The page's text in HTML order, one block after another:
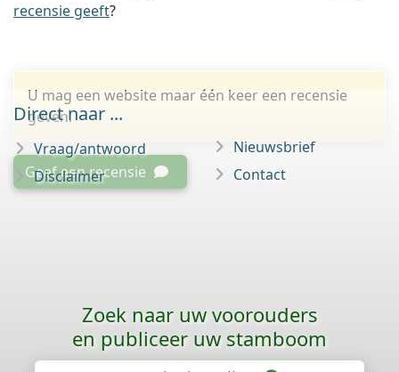
recensie geeft?
U mag een website maar één keer een recensie
geven.
Geef een recensie
Direct naar ...
Vraag/antwoord
Disclaimer
Nieuwsbrief
Contact
Zoek naar uw voorouders
en publiceer uw stamboom